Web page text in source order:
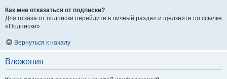
Как мне отказаться от подписки?
Для отказа от подписки перейдите в личный раздел и щёлкните по ссылке
«Подписки».
Вернуться к началу
Вложения